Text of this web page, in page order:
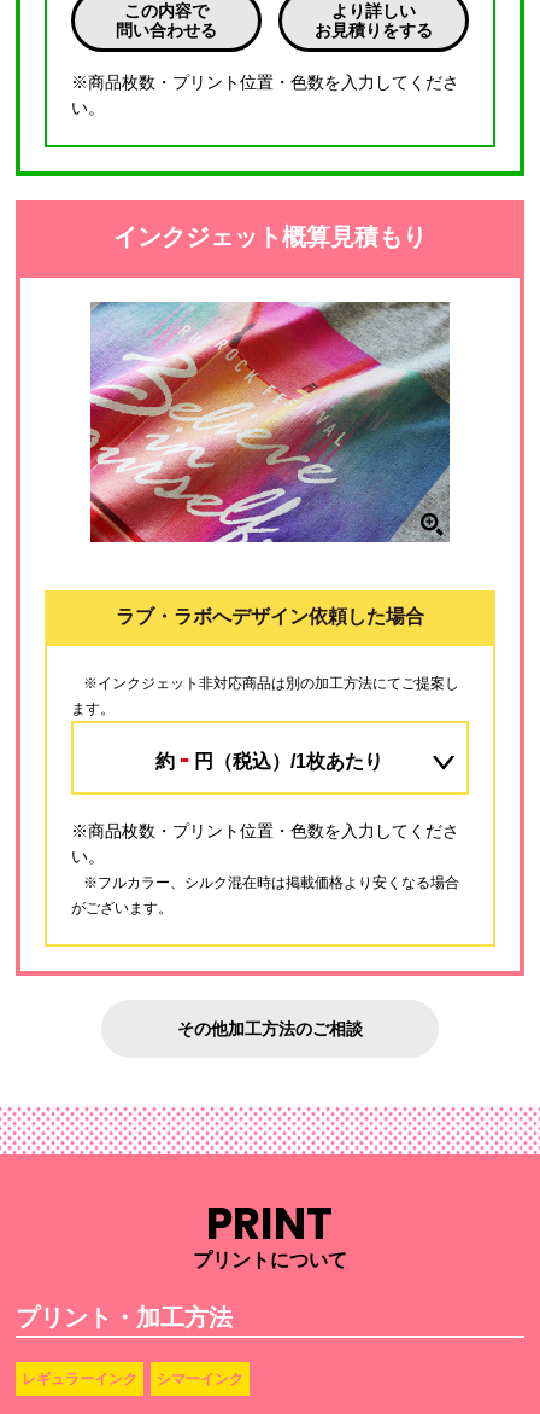
この内容で
問い合わせる
より詳しい
お見積りをする
※商品枚数・プリント位置・色数を入力してくださ
い。
インクジェット概算見積もり
ラブ・ラボへデザイン依頼した場合
※インクジェット非対応商品は別の加工方法にてご提案し
ます。
約 - 円（税込）/1枚あたり
※商品枚数・プリント位置・色数を入力してくださ
い。
※フルカラー、シルク混在時は掲載価格より安くなる場合
がございます。
その他加工方法のご相談
PRINT
プリントについて
プリント・加工方法
レギュラーインク シマーインク